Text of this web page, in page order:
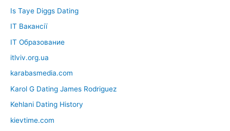
Is Taye Diggs Dating
IT Вакансії
IT Образование
itlviv.org.ua
karabasmedia.com
Karol G Dating James Rodriguez
Kehlani Dating History
kievtime.com